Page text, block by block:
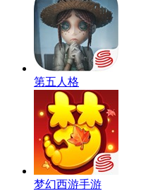
第五人格
梦幻西游手游